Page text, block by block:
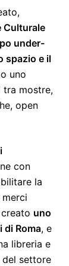
Culturale
under-
spazio e il
uno
mostre,
open
con
la
uno
Roma, e
libreria e
settore